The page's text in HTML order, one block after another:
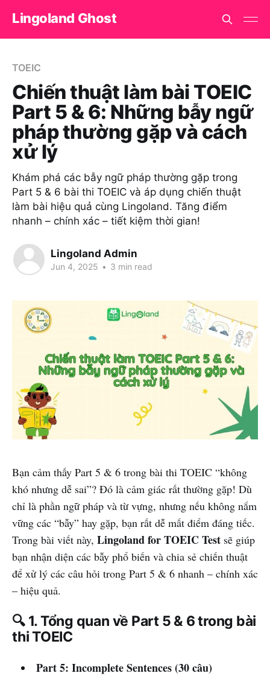
Lingoland Ghost
TOEIC
Chiến thuật làm bài TOEIC
Part 5 & 6: Những bẫy ngữ
pháp thường gặp và cách
xử lý
Khám phá các bẫy ngữ pháp thường gặp trong
Part 5 & 6 bài thi TOEIC và áp dụng chiến thuật
làm bài hiệu quả cùng Lingoland. Tăng điểm
nhanh – chính xác – tiết kiệm thời gian!
Lingoland Admin
Jun 4, 2025 • 3 min read
Bạn cảm thấy Part 5 & 6 trong bài thi TOEIC “không
khó nhưng dễ sai”? Đó là cảm giác rất thường gặp! Dù
chỉ là phần ngữ pháp và từ vựng, nhưng nếu không nắm
vững các “bẫy” hay gặp, bạn rất dễ mất điểm đáng tiếc.
Trong bài viết này, Lingoland for TOEIC Test sẽ giúp
bạn nhận diện các bẫy phổ biến và chia sẻ chiến thuật
để xử lý các câu hỏi trong Part 5 & 6 nhanh – chính xác
– hiệu quả.
🔍 1. Tổng quan về Part 5 & 6 trong bài
thi TOEIC
Part 5: Incomplete Sentences (30 câu)